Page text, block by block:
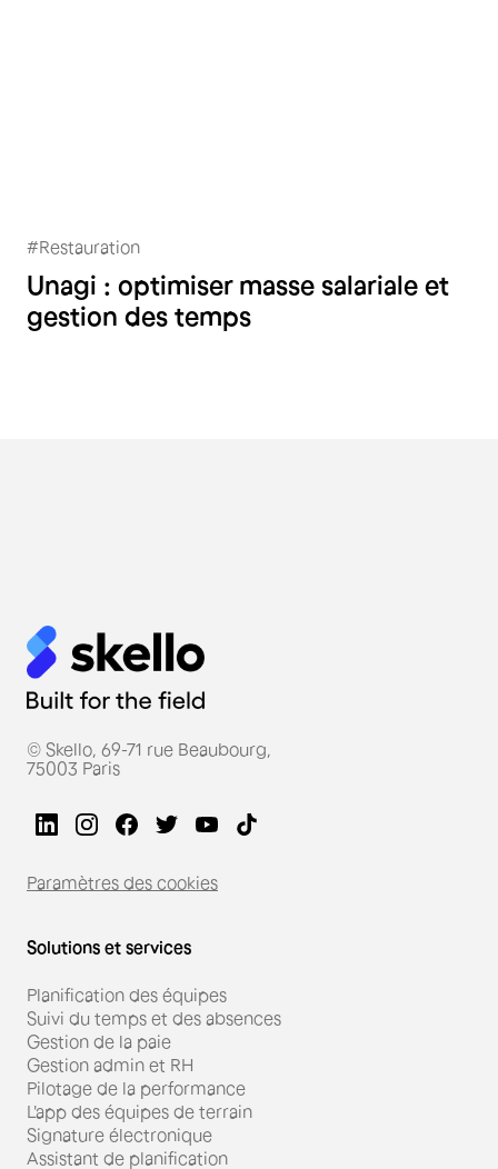
Unagi
#Restauration
Unagi : optimiser masse salariale et
gestion des temps
© Skello, 69-71 rue Beaubourg,
75003 Paris
Paramètres des cookies
Solutions et services
Planification des équipes
Suivi du temps et des absences
Gestion de la paie
Gestion admin et RH
Pilotage de la performance
L'app des équipes de terrain
Signature électronique
Assistant de planification